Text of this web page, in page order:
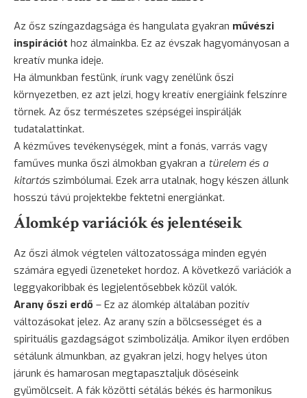
Az ősz színgazdagsága és hangulata gyakran művészi
inspirációt hoz álmainkba. Ez az évszak hagyományosan a
kreatív munka ideje.
Ha álmunkban festünk, írunk vagy zenélünk őszi
környezetben, ez azt jelzi, hogy kreatív energiáink felszínre
törnek. Az ősz természetes szépségei inspirálják
tudatalattinkat.
A kézműves tevékenységek, mint a fonás, varrás vagy
faműves munka őszi álmokban gyakran a türelem és a
kitartás szimbólumai. Ezek arra utalnak, hogy készen állunk
hosszú távú projektekbe fektetni energiánkat.
Álomkép variációk és jelentéseik
Az őszi álmok végtelen változatossága minden egyén
számára egyedi üzeneteket hordoz. A következő variációk a
leggyakoribbak és legjelentősebbek közül valók.
Arany őszi erdő – Ez az álomkép általában pozitív
változásokat jelez. Az arany szín a bölcsességet és a
spirituális gazdagságot szimbolizálja. Amikor ilyen erdőben
sétálunk álmunkban, az gyakran jelzi, hogy helyes úton
járunk és hamarosan megtapasztaljuk döséseink
gyümölcseit. A fák közötti sétálás békés és harmonikus